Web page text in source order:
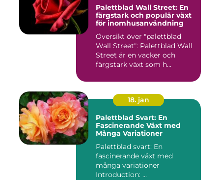
Palettblad Wall Street: En
färgstark och populär växt
för inomhusanvändning
Översikt över "palettblad
Wall Street": Palettblad Wall
Street är en vacker och
färgstark växt som h...
18. jan
Palettblad Svart: En
Fascinerande Växt med
Många Variationer
Palettblad svart: En
fascinerande växt med
många variationer
Introduction: ...